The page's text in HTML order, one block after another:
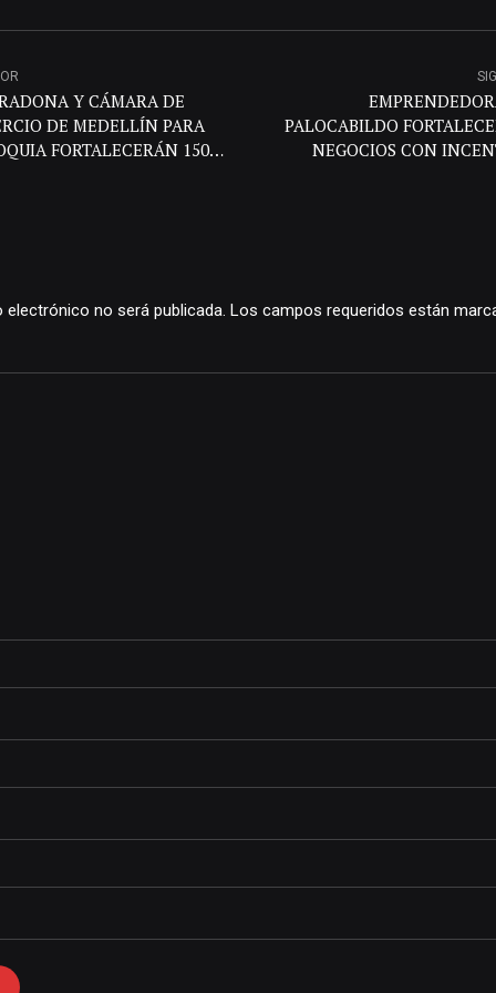
Y CÁMARA DE
DE MEDELLÍN PARA
FORTALECERÁN 150
PALOCABILDO
NEGOCIOS CON
electrónico no será publicada. Los campos requeridos están